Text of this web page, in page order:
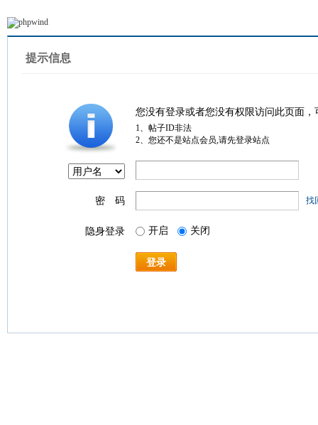
提示信息
您没有登录或者您没有权限访问此页面
1、帖子ID非法
2、您还不是站点会员,请先登录站点
密 码 找
隐身登录 开启 关闭
登录